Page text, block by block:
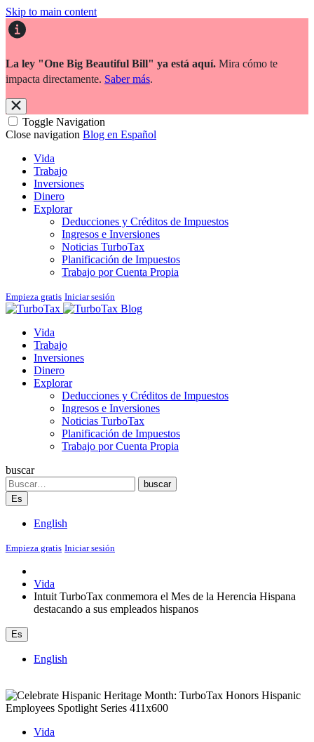
Skip to main content
La ley "One Big Beautiful Bill" ya está aquí. Mira cómo te
impacta directamente. Saber más.
Toggle Navigation
Close navigation Blog en Español
Vida
Trabajo
Inversiones
Dinero
Explorar
Deducciones y Créditos de Impuestos
Ingresos e Inversiones
Noticias TurboTax
Planificación de Impuestos
Trabajo por Cuenta Propia
Empieza gratis Iniciar sesión
Blog
Vida
Trabajo
Inversiones
Dinero
Explorar
Deducciones y Créditos de Impuestos
Ingresos e Inversiones
Noticias TurboTax
Planificación de Impuestos
Trabajo por Cuenta Propia
buscar
Search
buscar
Es
English
Empieza gratis Iniciar sesión
Vida
Intuit TurboTax conmemora el Mes de la Herencia Hispana
destacando a sus empleados hispanos
Es
English
Vida